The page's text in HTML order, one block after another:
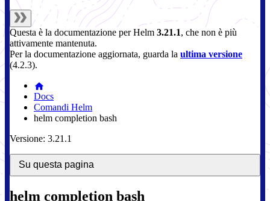
Questa è la documentazione perHelm 3.21.1, che non è più
attivamente mantenuta.
Per la documentazione aggiornata, guarda la ultima versione
(4.2.3).
Docs
Comandi Helm
helm completion bash
Versione: 3.21.1
Su questa pagina
helm completion bash